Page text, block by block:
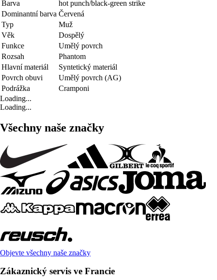
Barva
hot punch/black-green strike
Dominantní barva Červená
Typ
Muž
Věk
Dospělý
Funkce
Umělý povrch
Rozsah
Phantom
Hlavní materiál
Syntetický materiál
Povrch obuvi
Umělý povrch (AG)
Podrážka
Cramponi
Loading...
Loading...
Všechny naše značky
Objevte všechny naše značky
Zákaznický servis ve Francie